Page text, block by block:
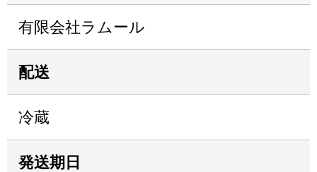
有限会社ラムール
配送
冷蔵
発送期日